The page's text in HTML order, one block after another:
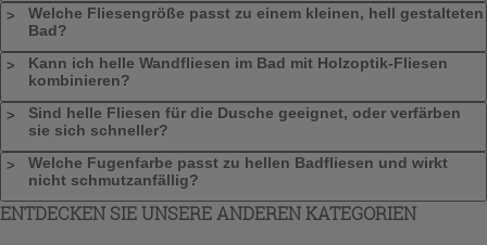
Welche Fliesengröße passt zu einem kleinen, hell gestalteten
Bad?
Kann ich helle Wandfliesen im Bad mit Holzoptik-Fliesen
kombinieren?
Sind helle Fliesen für die Dusche geeignet, oder verfärben
sie sich schneller?
Welche Fugenfarbe passt zu hellen Badfliesen und wirkt
nicht schmutzanfällig?
ENTDECKEN SIE UNSERE ANDEREN KATEGORIEN